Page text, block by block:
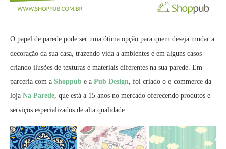
O papel de parede pode ser uma ótima opção para quem deseja mudar a
decoração da sua casa, trazendo vida a ambientes e em alguns casos
criando ilusões de texturas e materiais diferentes na sua parede. Em
parceria com a Shoppub e a Pub Design, foi criado o e-commerce da
loja Na Parede, que está a 15 anos no mercado oferecendo produtos e
serviços especializados de alta qualidade.